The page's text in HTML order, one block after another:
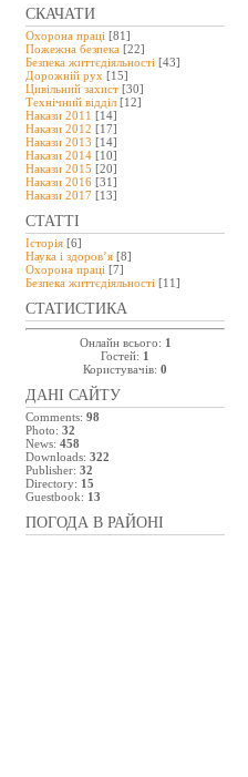
СКАЧАТИ
Охорона праці [81]
Пожежна безпека [22]
Безпека життєдіяльності [43]
Дорожній рух [15]
Цивільний захист [30]
Технічний відділ [12]
Накази 2011 [14]
Накази 2012 [17]
Накази 2013 [14]
Накази 2014 [10]
Накази 2015 [20]
Накази 2016 [31]
Накази 2017 [13]
СТАТТІ
Історія [6]
Наука і здоров’я [8]
Охорона праці [7]
Безпeка життєдіяльності [11]
СТАТИСТИКА
Онлайн всього: 1
Гостей: 1
Користувачів: 0
ДАНІ САЙТУ
Comments: 98
Photo: 32
News: 458
Downloads: 322
Publisher: 32
Directory: 15
Guestbook: 13
ПОГОДА В РАЙОНІ